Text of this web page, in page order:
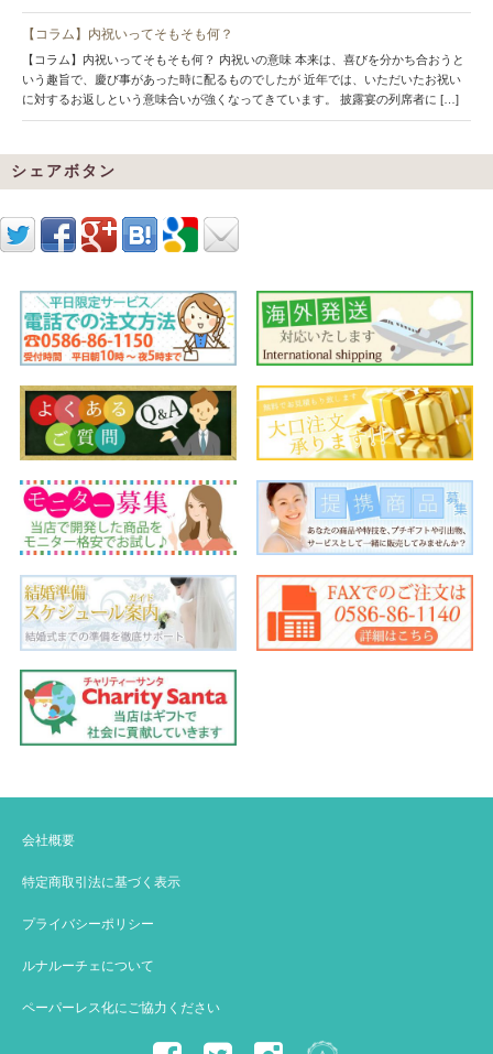
【コラム】内祝いってそもそも何？
【コラム】内祝いってそもそも何？ 内祝いの意味 本来は、喜びを分かち合おうと
いう趣旨で、慶び事があった時に配るものでしたが 近年では、いただいたお祝い
に対するお返しという意味合いが強くなってきています。 披露宴の列席者に […]
シェアボタン
会社概要
特定商取引法に基づく表示
プライバシーポリシー
ルナルーチェについて
ペーパーレス化にご協力ください